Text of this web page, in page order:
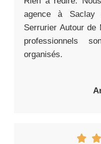
agence à
Serrurier Autour de
professionnels
organisés.